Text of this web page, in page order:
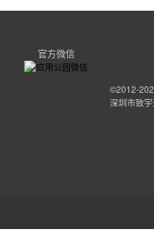
官方微信
©2012-
深圳市致